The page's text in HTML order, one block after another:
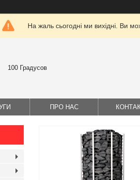
На жаль сьогодні ми вихідні. Ви
100 Градусов
ПРО НАС